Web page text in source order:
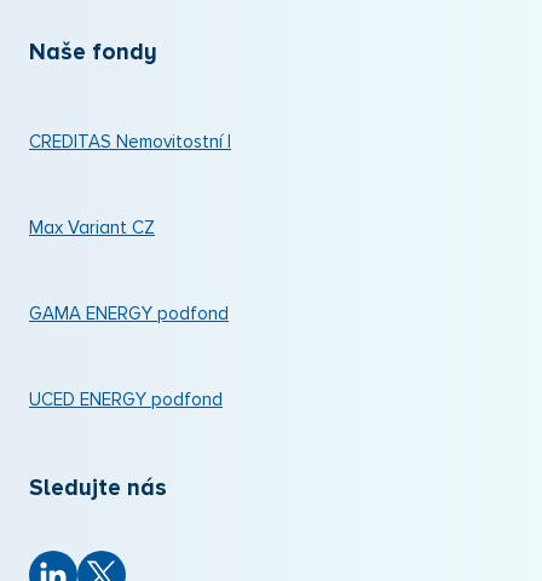
Naše fondy
CREDITAS Nemovitostní I
Max Variant CZ
GAMA ENERGY podfond
UCED ENERGY podfond
Sledujte nás